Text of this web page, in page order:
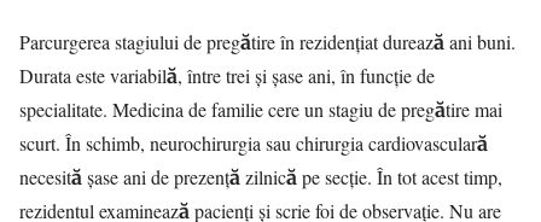
Parcurgerea stagiului de pregătire în rezidențiat durează ani buni.
Durata este variabilă, între trei și șase ani, în funcție de
specialitate. Medicina de familie cere un stagiu de pregătire mai
scurt. În schimb, neurochirurgia sau chirurgia cardiovasculară
necesită șase ani de prezență zilnică pe secție. În tot acest timp,
rezidentul examinează pacienți și scrie foi de observație. Nu are